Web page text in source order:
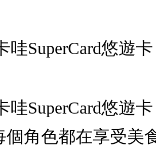
哇SuperCard悠遊
哇SuperCard悠遊
個角色都在享受美